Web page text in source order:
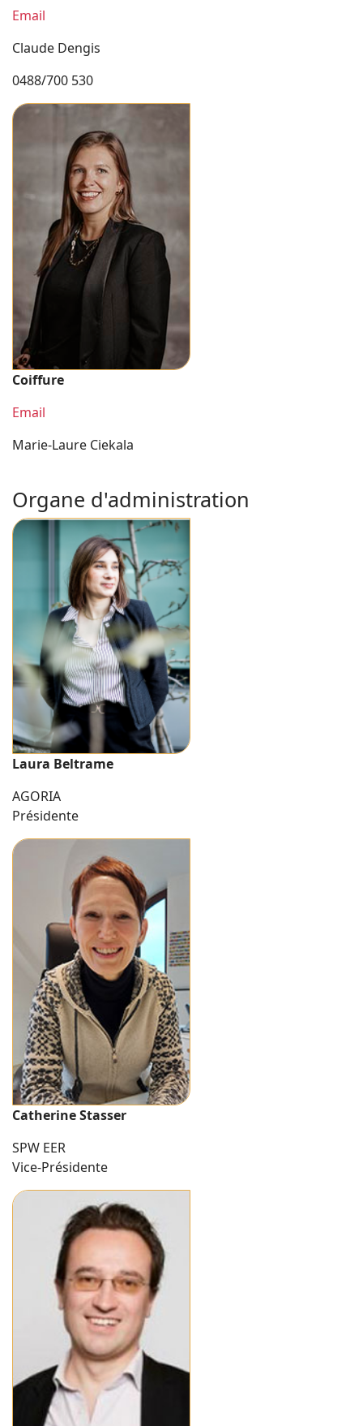
Email
Claude Dengis
0488/700 530
Coiffure
Email
Marie-Laure Ciekala
Organe d'administration
Laura Beltrame
AGORIA
Présidente
Catherine Stasser
SPW EER
Vice-Présidente